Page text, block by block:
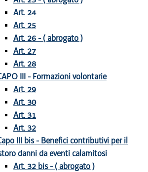
Art. 24
Art. 25
Art. 26 - ( abrogato )
Art. 27
Art. 28
III - Formazioni volontarie
Art. 29
Art. 30
Art. 31
Art. 32
III bis - Benefici contributivi per il
danni da eventi calamitosi
Art. 32 bis - ( abrogato )